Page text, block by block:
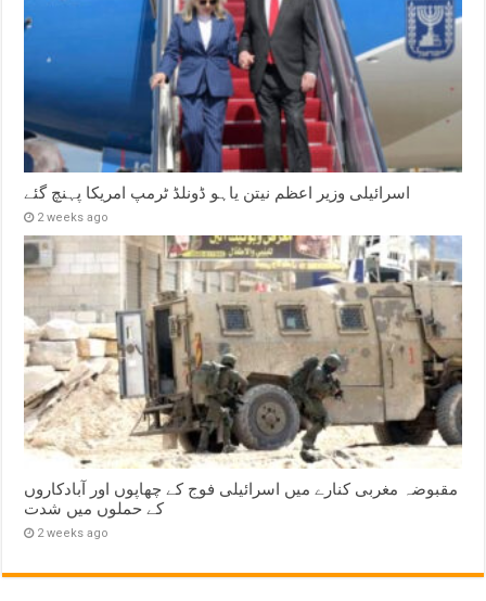
اسرائیلی وزیر اعظم نیتن یاہو ڈونلڈ ٹرمپ امریکا پہنچ گئے
2 weeks ago
مقبوضہ مغربی کنارے میں اسرائیلی فوج کے چھاپوں اور آبادکاروں
کے حملوں میں شدت
2 weeks ago